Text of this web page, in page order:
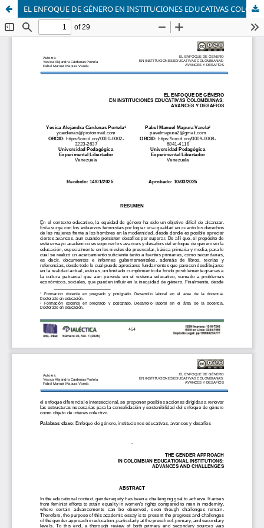
EL ENFOQUE DE GÉNERO EN INSTITUCIONES EDUCATIVAS COLOMBIANAS: AVANCES Y DESAFÍOS